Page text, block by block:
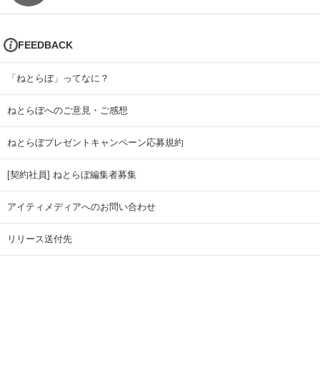
FEEDBACK
「ねとらぼ」ってなに？
ねとらぼへのご意見・ご感想
ねとらぼプレゼントキャンペーン応募規約
[契約社員] ねとらぼ編集者募集
アイティメディアへのお問い合わせ
リリース送付先